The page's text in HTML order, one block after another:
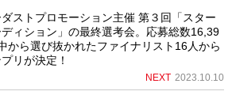
ダストプロモーション主催 第３回「スター
ィション」の最終選考会。応募総数16,39
から選び抜かれたファイナリスト16人から
リが決定！
NEXT 2023.10.10